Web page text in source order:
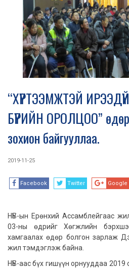
“ХҮРТЭЭМЖТЭЙ
БҮРИЙН ОРОЛЦОО”
зохион байгууллаа.
2019-11-25
Facebook Twitter Google
НҮБ-ын Ерөнхий Ассамблейгаас
03-ны өдрийг Хөгжлийн
хамгаалах өдөр болгон зарлаж
жил тэмдэглэж байна.
НҮБ-аас бүх гишүүн орнууддаа